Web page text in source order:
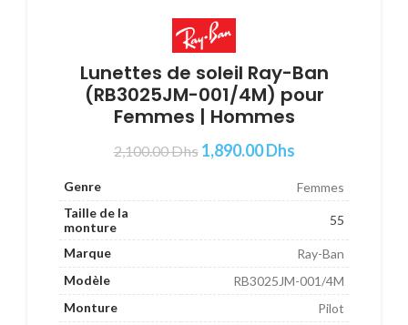
Lunettes de soleil Ray-Ban
(RB3025JM-001/4M) pour
Femmes | Hommes
2,100.00Dhs 1,890.00Dhs
Genre
Femmes
Taille de la
monture
55
Marque
Ray-Ban
Modèle
RB3025JM-001/4M
Monture
Pilot